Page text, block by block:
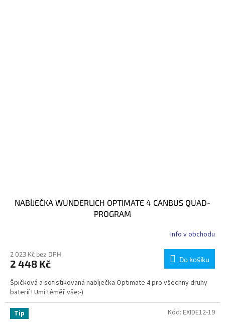
NABÍJEČKA WUNDERLICH OPTIMATE 4 CANBUS QUAD-
PROGRAM
Info v obchodu
2 023 Kč bez DPH
2 448 Kč Do košíku
Špičková a sofistikovaná nabíječka Optimate 4 pro všechny druhy
baterií ! Umí téměř vše:-)
Tip Kód: EXIDE12-19